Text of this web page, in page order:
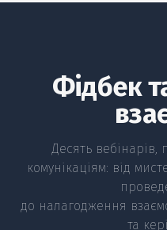
Фідбек
Десять вебінарів,
комунікаціям: від
до налагодження
та